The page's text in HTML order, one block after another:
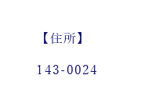
【住所】
143-0024